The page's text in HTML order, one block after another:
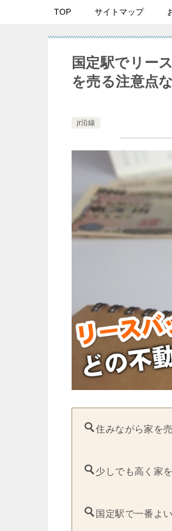
TOP サイトマップ
国定駅でリー
を売る注意点
jr沿線
住みながら家を
少しでも高く家
国定駅で一番よ